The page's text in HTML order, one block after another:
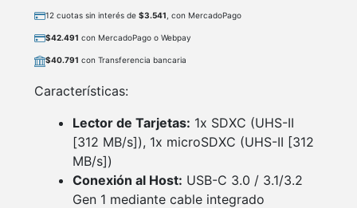
12 cuotas sin interés de $3.541 , con MercadoPago
$42.491 con MercadoPago o Webpay
$40.791 con Transferencia bancaria
Características:
Lector de Tarjetas: 1x SDXC (UHS-II
[312 MB/s]), 1x microSDXC (UHS-II [312
MB/s])
Conexión al Host: USB-C 3.0 / 3.1/3.2
Gen 1 mediante cable integrado